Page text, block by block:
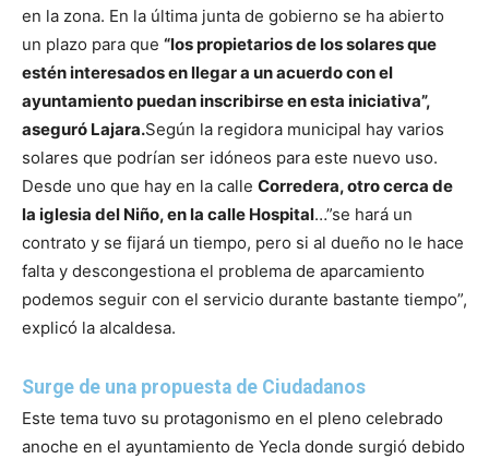
en la zona. En la última junta de gobierno se ha abierto
un plazo para que “los propietarios de los solares que
estén interesados en llegar a un acuerdo con el
ayuntamiento puedan inscribirse en esta iniciativa”,
aseguró Lajara.Según la regidora municipal hay varios
solares que podrían ser idóneos para este nuevo uso.
Desde uno que hay en la calle Corredera, otro cerca de
la iglesia del Niño, en la calle Hospital…”se hará un
contrato y se fijará un tiempo, pero si al dueño no le hace
falta y descongestiona el problema de aparcamiento
podemos seguir con el servicio durante bastante tiempo”,
explicó la alcaldesa.
Surge de una propuesta de Ciudadanos
Este tema tuvo su protagonismo en el pleno celebrado
anoche en el ayuntamiento de Yecla donde surgió debido